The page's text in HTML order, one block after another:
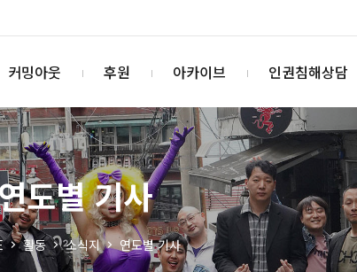
커밍아웃 후원 아카이브 인권침해상담
도별 기사
활동 소식지 연도별 기사